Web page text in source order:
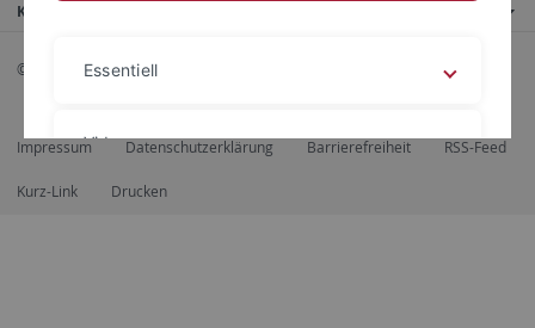
Kontaktinfo
© 2026 Eberhard Karls Universität Tübingen, Tübingen
Impressum Datenschutzerklärung Barrierefreiheit RSS-Feed
Kurz-Link Drucken
Essentiell
Videos